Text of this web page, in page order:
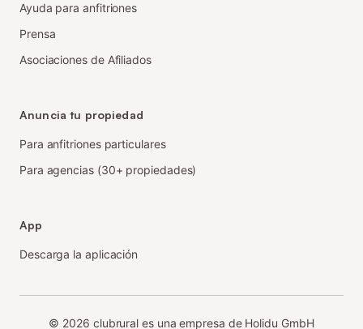
Ayuda para anfitriones
Prensa
Asociaciones de Afiliados
Anuncia tu propiedad
Para anfitriones particulares
Para agencias (30+ propiedades)
App
Descarga la aplicación
© 2026 clubrural es una empresa de Holidu GmbH